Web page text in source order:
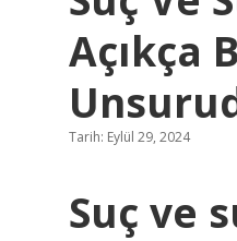
Açıkça
Tarih: Eylül 29, 2024
Suç ve